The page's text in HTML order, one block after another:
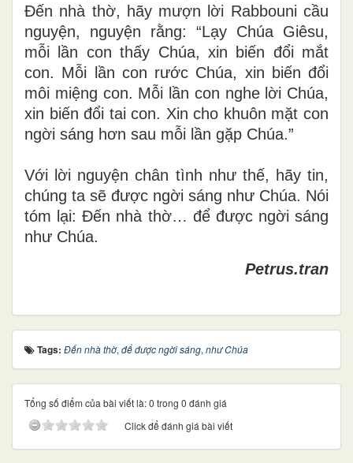
Đến nhà thờ, hãy mượn lời Rabbouni cầu
nguyện, nguyện rằng: “Lạy Chúa Giêsu,
mỗi lần con thấy Chúa, xin biến đổi mắt
con. Mỗi lần con rước Chúa, xin biến đổi
môi miệng con. Mỗi lần con nghe lời Chúa,
xin biến đổi tai con. Xin cho khuôn mặt con
ngời sáng hơn sau mỗi lần gặp Chúa.”
Với lời nguyện chân tình như thế, hãy tin,
chúng ta sẽ được ngời sáng như Chúa. Nói
tóm lại: Đến nhà thờ… để được ngời sáng
như Chúa.
Petrus.tran
Tags: Đến nhà thờ, để được ngời sáng, như Chúa
Tổng số điểm của bài viết là: 0 trong 0 đánh giá
Click để đánh giá bài viết